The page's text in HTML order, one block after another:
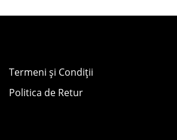
Termeni și Condiții
Politica de Retur